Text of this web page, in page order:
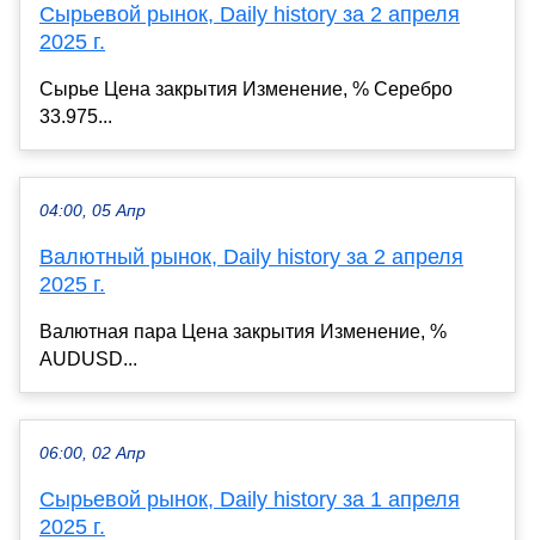
Сырьевой рынок, Daily history за 2 апреля
2025 г.
Сырье Цена закрытия Изменение, % Серебро
33.975...
04:00, 05 Апр
Валютный рынок, Daily history за 2 апреля
2025 г.
Валютная пара Цена закрытия Изменение, %
AUDUSD...
06:00, 02 Апр
Сырьевой рынок, Daily history за 1 апреля
2025 г.